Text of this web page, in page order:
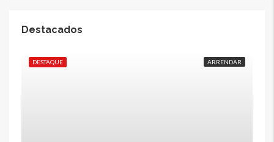
Destacados
DESTAQUE ARRENDAR